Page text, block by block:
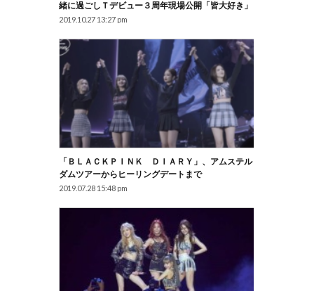
緒に過ごしｔデビュー３周年現場公開「皆大好き」
2019.10.27 13:27 pm
「ＢＬＡＣＫＰＩＮＫ ＤＩＡＲＹ」、アムステル
ダムツアーからヒーリングデートまで
2019.07.28 15:48 pm